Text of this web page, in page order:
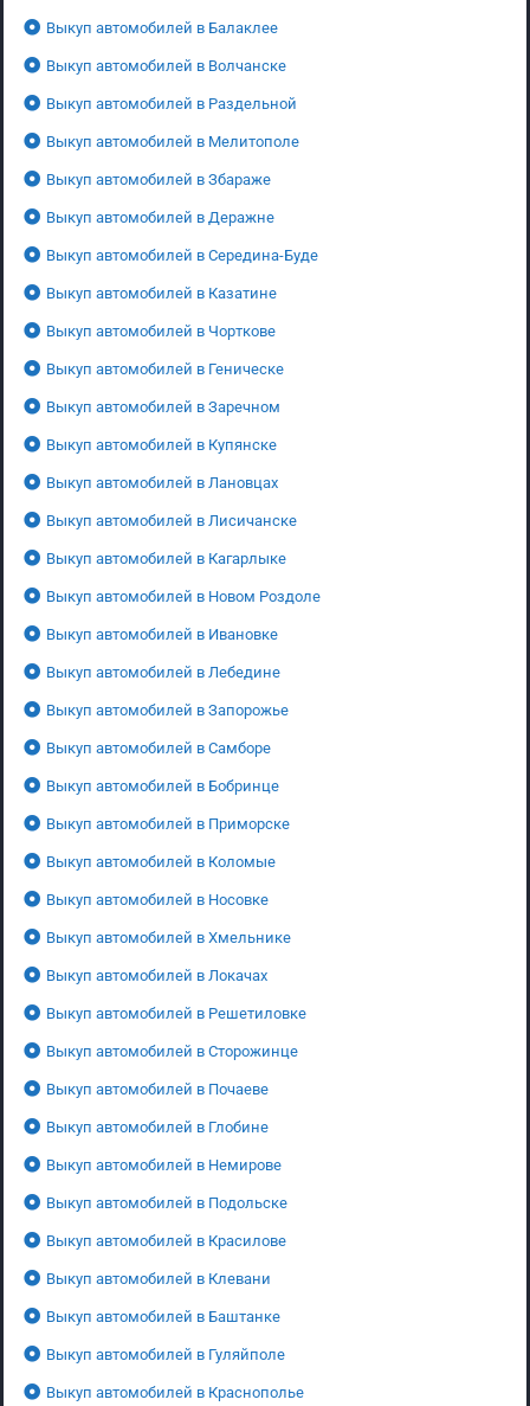
Выкуп автомобилей в Балаклее
Выкуп автомобилей в Волчанске
Выкуп автомобилей в Раздельной
Выкуп автомобилей в Мелитополе
Выкуп автомобилей в Збараже
Выкуп автомобилей в Деражне
Выкуп автомобилей в Середина-Буде
Выкуп автомобилей в Казатине
Выкуп автомобилей в Чорткове
Выкуп автомобилей в Геническе
Выкуп автомобилей в Заречном
Выкуп автомобилей в Купянске
Выкуп автомобилей в Лановцах
Выкуп автомобилей в Лисичанске
Выкуп автомобилей в Кагарлыке
Выкуп автомобилей в Новом Роздоле
Выкуп автомобилей в Ивановке
Выкуп автомобилей в Лебедине
Выкуп автомобилей в Запорожье
Выкуп автомобилей в Самборе
Выкуп автомобилей в Бобринце
Выкуп автомобилей в Приморске
Выкуп автомобилей в Коломые
Выкуп автомобилей в Носовке
Выкуп автомобилей в Хмельнике
Выкуп автомобилей в Локачах
Выкуп автомобилей в Решетиловке
Выкуп автомобилей в Сторожинце
Выкуп автомобилей в Почаеве
Выкуп автомобилей в Глобине
Выкуп автомобилей в Немирове
Выкуп автомобилей в Подольске
Выкуп автомобилей в Красилове
Выкуп автомобилей в Клевани
Выкуп автомобилей в Баштанке
Выкуп автомобилей в Гуляйполе
Выкуп автомобилей в Краснополье